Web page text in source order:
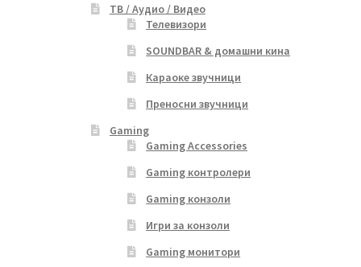
ТВ / Аудио / Видео
Телевизори
SOUNDBAR & домашни кина
Караоке звучници
Преносни звучници
Gaming
Gaming Accessories
Gaming контролери
Gaming конзоли
Игри за конзоли
Gaming монитори